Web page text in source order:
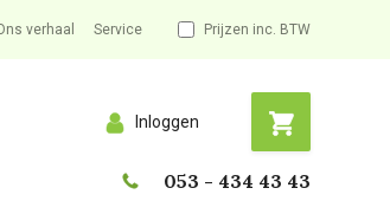
verhaal Service Prijzen inc. BTW
Inloggen
053 - 434 43 43